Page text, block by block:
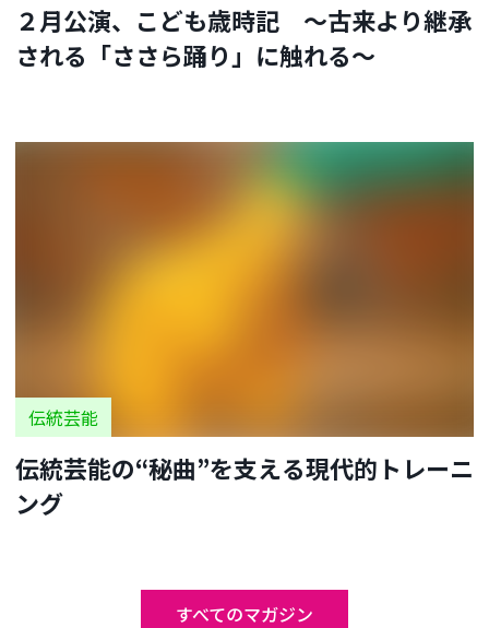
２月公演、こども歳時記 ～古来より継承
される「ささら踊り」に触れる～
伝統芸能
伝統芸能の“秘曲”を支える現代的トレーニ
ング
すべてのマガジン